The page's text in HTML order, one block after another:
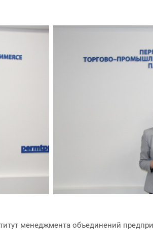
менеджмента объединений